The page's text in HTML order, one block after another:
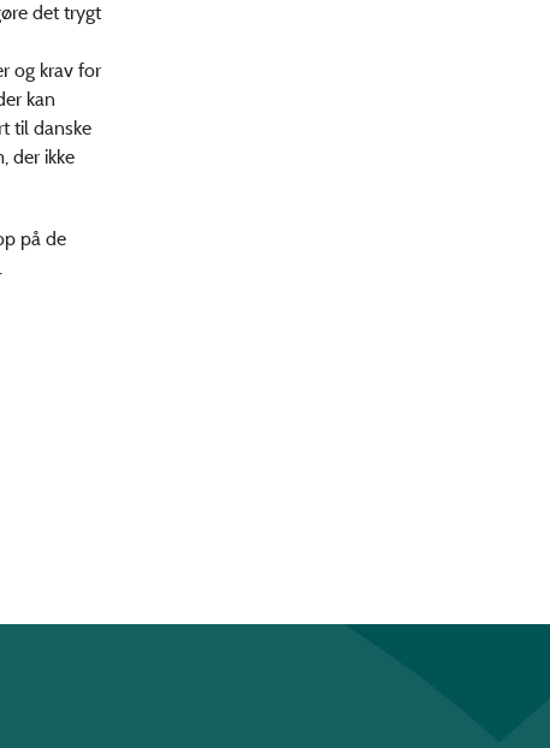
det trygt
og krav for
kan
til danske
der ikke
på de